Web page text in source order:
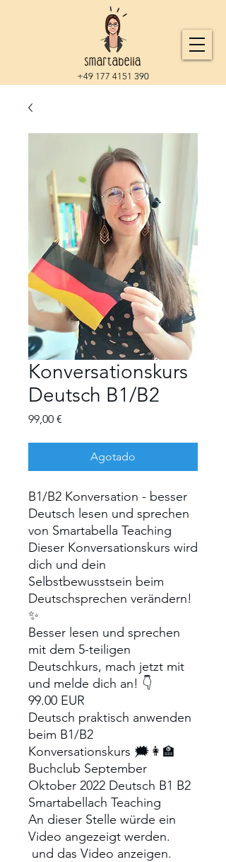
+49 177 4151 390
Konversationskurs
Deutsch B1/B2
99,00 €
Agotado
B1/B2 Konversation - besser
Deutsch lesen und sprechen
von Smartabella Teaching
Dieser Konversationskurs wird
dich und dein
Selbstbewusstsein beim
Deutschsprechen verändern!
✨
Besser lesen und sprechen
mit dem 5-teiligen
Deutschkurs, mach jetzt mit
und melde dich an! 👇
99.00 EUR
Deutsch praktisch anwenden
beim B1/B2
Konversationskurs 🗯👩‍🏫
Buchclub September
Oktober 2022 Deutsch B1 B2
Smartabellach Teaching
An dieser Stelle würde ein
Video angezeigt werden.
und das Video anzeigen.